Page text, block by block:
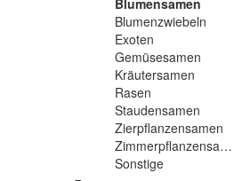
Blumensamen
Blumenzwiebeln
Exoten
Gemüsesamen
Kräutersamen
Rasen
Staudensamen
Zierpflanzensamen
Zimmerpflanzensamen
Sonstige